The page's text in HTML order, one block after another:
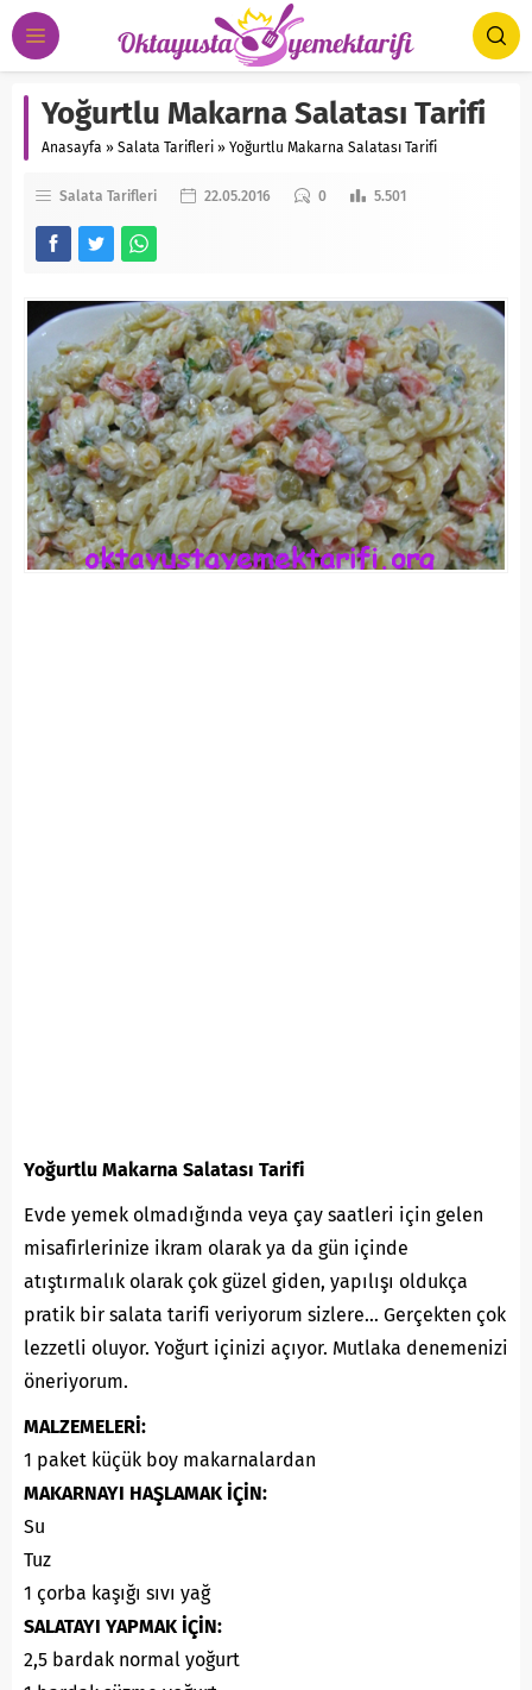
Yoğurtlu Makarna Salatası Tarifi
Anasayfa » Salata Tarifleri » Yoğurtlu Makarna Salatası Tarifi
Salata Tarifleri 22.05.2016 0 5.501
Yoğurtlu Makarna Salatası Tarifi
Evde yemek olmadığında veya çay saatleri için gelen
misafirlerinize ikram olarak ya da gün içinde
atıştırmalık olarak çok güzel giden, yapılışı oldukça
pratik bir salata tarifi veriyorum sizlere… Gerçekten çok
lezzetli oluyor. Yoğurt içinizi açıyor. Mutlaka denemenizi
öneriyorum.
MALZEMELERİ:
1 paket küçük boy makarnalardan
MAKARNAYI HAŞLAMAK İÇİN:
Su
Tuz
1 çorba kaşığı sıvı yağ
SALATAYI YAPMAK İÇİN:
2,5 bardak normal yoğurt